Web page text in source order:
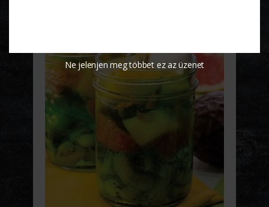
Ne jelenjen meg többet ez az üzenet